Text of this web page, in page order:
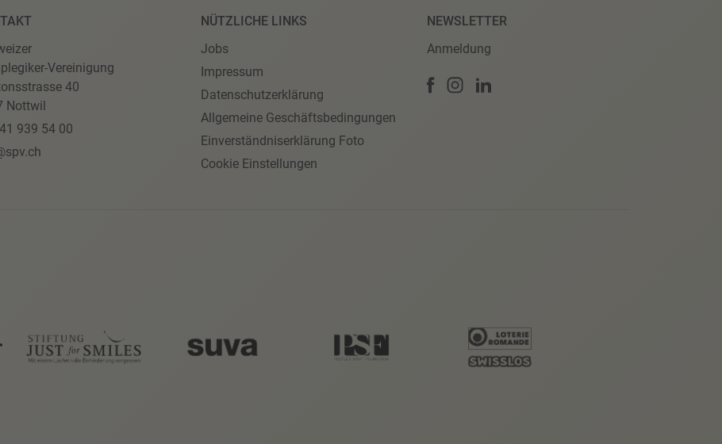
Vereinigung
40
Nottwil
939 54 00
NÜTZLICHE LINKS
Jobs
Impressum
Datenschutzerklärung
Allgemeine Geschäftsbedingungen
Einverständniserklärung Foto
Cookie Einstellungen
NEWSLETTER
Anmeldung